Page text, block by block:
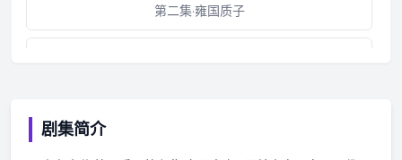
第二集·雍国质子
剧集简介